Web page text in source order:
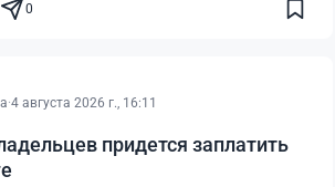
0
·4 августа 2026 г., 16:11
придется заплатить